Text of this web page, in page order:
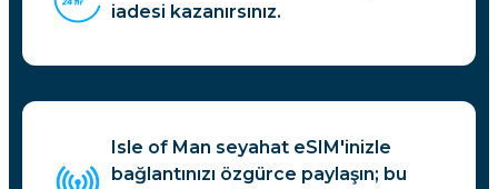
iadesi kazanırsınız.
Isle of Man seyahat eSIM'inizle
bağlantınızı özgürce paylaşın; bu